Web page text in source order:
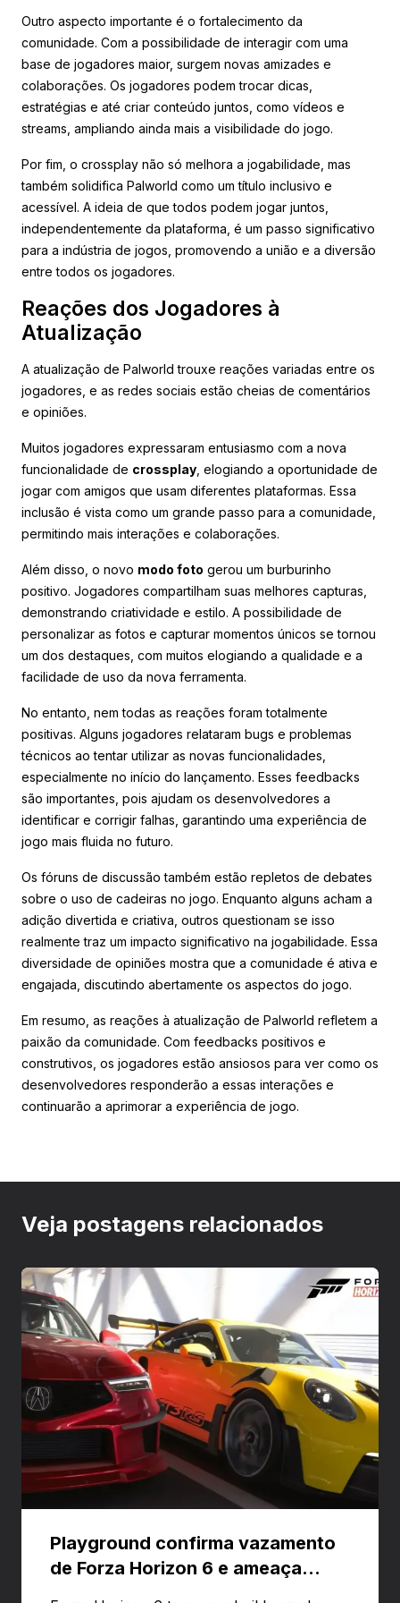
Outro aspecto importante é o fortalecimento da
comunidade. Com a possibilidade de interagir com uma
base de jogadores maior, surgem novas amizades e
colaborações. Os jogadores podem trocar dicas,
estratégias e até criar conteúdo juntos, como vídeos e
streams, ampliando ainda mais a visibilidade do jogo.
Por fim, o crossplay não só melhora a jogabilidade, mas
também solidifica Palworld como um título inclusivo e
acessível. A ideia de que todos podem jogar juntos,
independentemente da plataforma, é um passo significativo
para a indústria de jogos, promovendo a união e a diversão
entre todos os jogadores.
Reações dos Jogadores à
Atualização
A atualização de Palworld trouxe reações variadas entre os
jogadores, e as redes sociais estão cheias de comentários
e opiniões.
Muitos jogadores expressaram entusiasmo com a nova
funcionalidade de crossplay , elogiando a oportunidade de
jogar com amigos que usam diferentes plataformas. Essa
inclusão é vista como um grande passo para a comunidade,
permitindo mais interações e colaborações.
Além disso, o novo modo foto gerou um burburinho
positivo. Jogadores compartilham suas melhores capturas,
demonstrando criatividade e estilo. A possibilidade de
personalizar as fotos e capturar momentos únicos se tornou
um dos destaques, com muitos elogiando a qualidade e a
facilidade de uso da nova ferramenta.
No entanto, nem todas as reações foram totalmente
positivas. Alguns jogadores relataram bugs e problemas
técnicos ao tentar utilizar as novas funcionalidades,
especialmente no início do lançamento. Esses feedbacks
são importantes, pois ajudam os desenvolvedores a
identificar e corrigir falhas, garantindo uma experiência de
jogo mais fluida no futuro.
Os fóruns de discussão também estão repletos de debates
sobre o uso de cadeiras no jogo. Enquanto alguns acham a
adição divertida e criativa, outros questionam se isso
realmente traz um impacto significativo na jogabilidade. Essa
diversidade de opiniões mostra que a comunidade é ativa e
engajada, discutindo abertamente os aspectos do jogo.
Em resumo, as reações à atualização de Palworld refletem a
paixão da comunidade. Com feedbacks positivos e
construtivos, os jogadores estão ansiosos para ver como os
desenvolvedores responderão a essas interações e
continuarão a aprimorar a experiência de jogo.
Veja postagens relacionados
Playground confirma vazamento
de Forza Horizon 6 e ameaça